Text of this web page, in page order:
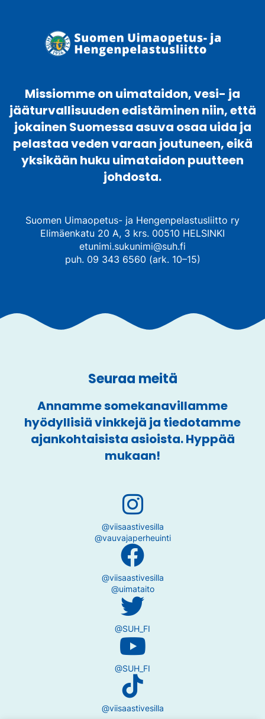
Missiomme on uimataidon, vesi- ja
jääturvallisuuden edistäminen niin, että
jokainen Suomessa asuva osaa uida ja
pelastaa veden varaan joutuneen, eikä
yksikään huku uimataidon puutteen
johdosta.
Suomen Uimaopetus- ja Hengenpelastusliitto ry
Elimäenkatu 20 A, 3 krs. 00510 HELSINKI
etunimi.sukunimi@suh.fi
puh. 09 343 6560 (ark. 10–15)
Seuraa meitä
Annamme somekanavillamme
hyödyllisiä vinkkejä ja tiedotamme
ajankohtaisista asioista. Hyppää
mukaan!
@viisaastivesilla
@vauvajaperheuinti
@viisaastivesilla
@uimataito
@SUH_FI
@SUH_FI
@viisaastivesilla